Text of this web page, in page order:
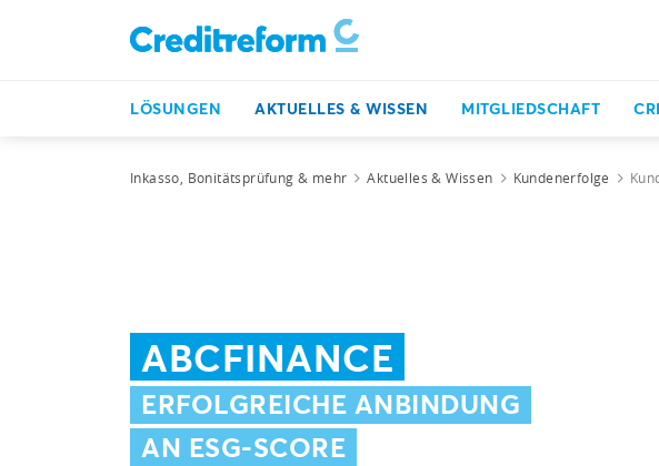
LÖSUNGEN AKTUELLES & WISSEN MITGLIEDSCHAFT
Inkasso, Bonitätsprüfung & mehr Aktuelles & Wissen Kundenerfolge
ABCFINANCE
ERFOLGREICHE ANBINDUNG
AN ESG-SCORE